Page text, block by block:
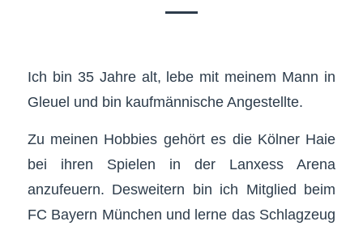
Ich bin 35 Jahre alt, lebe mit meinem Mann in
Gleuel und bin kaufmännische Angestellte.
Zu meinen Hobbies gehört es die Kölner Haie
bei ihren Spielen in der Lanxess Arena
anzufeuern. Desweitern bin ich Mitglied beim
FC Bayern München und lerne das Schlagzeug